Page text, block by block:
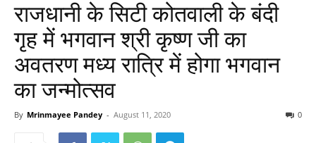
राजधानी के सिटी कोतवाली के बंदी
गृह में भगवान श्री कृष्ण जी का
अवतरण मध्य रात्रि में होगा भगवान
का जन्मोत्सव
By Mrinmayee Pandey - August 11, 2020 0